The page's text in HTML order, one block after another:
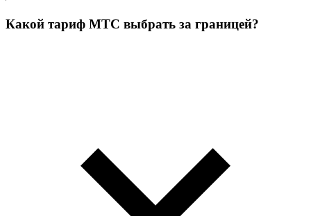
Какой тариф МТС выбрать за границей?